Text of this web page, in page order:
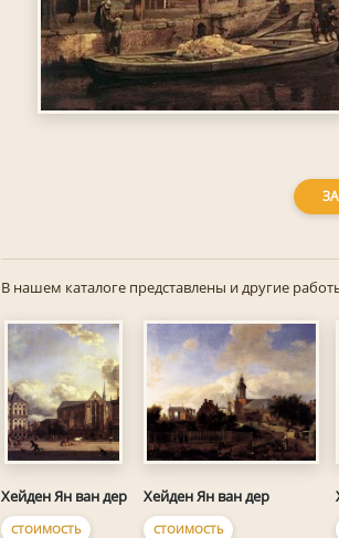
В нашем каталоге представлены и другие
Хейден Ян ван дер
СТОИМОСТЬ
Хейден Ян ван дер
СТОИМОСТЬ